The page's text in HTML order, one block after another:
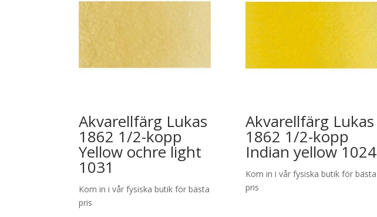
Akvarellfärg Lukas
1862 1/2-kopp
Yellow ochre light
1031
Kom in i vår fysiska butik för bästa
pris
Akvarellfärg Lukas
1862 1/2-kopp
Indian yellow 1024
Kom in i vår fysiska butik för bästa
pris